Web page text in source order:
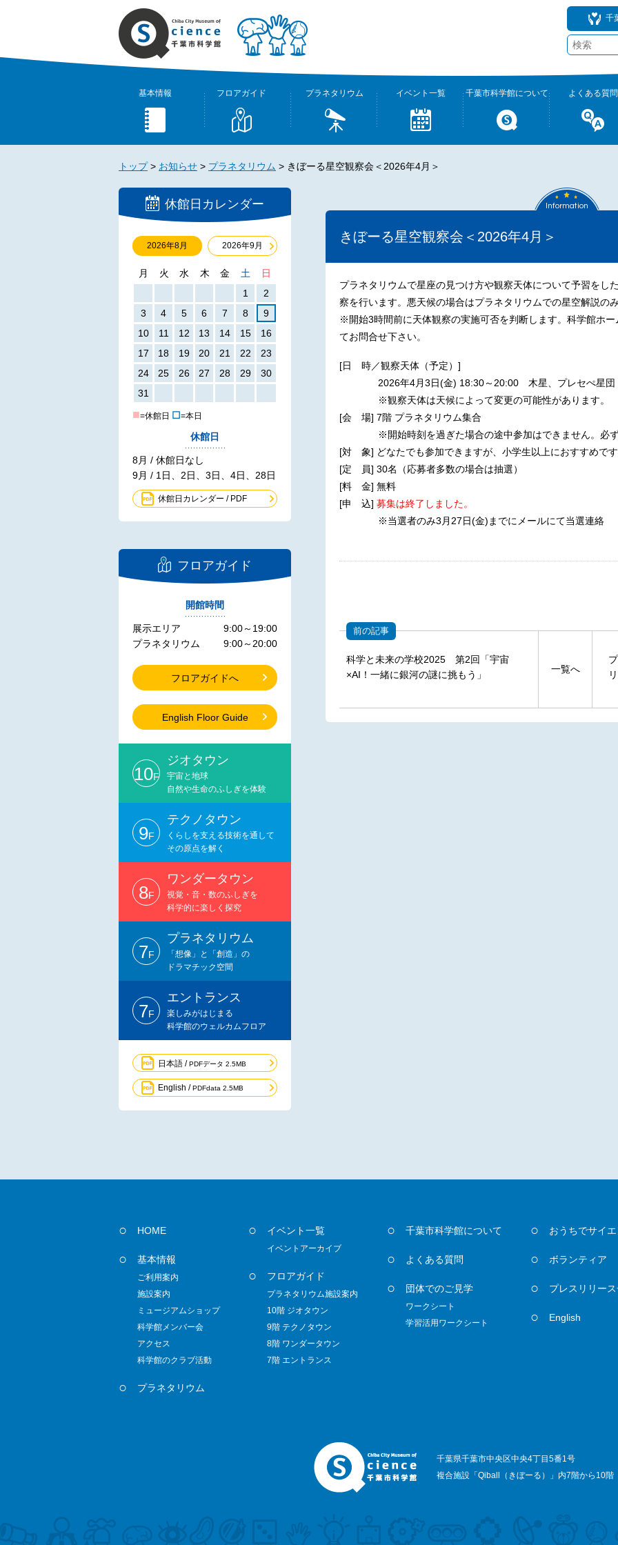
千
基本情報 フロアガイド プラネタリウム イベント一覧 千葉市科学館について よくある質問
トップ> お知らせ > プラネタリウム > きぼーる星空観察会＜2026年4月＞
休館日カレンダー
2026年8月 2026年9月
月 火 水 木 金 土
日
1
2
3
4 5 6 7 8
9
10
11 12 13 14 15
16
17
18 19 20 21 22
23
24
25 26 27 28 29
30
31
■=休館日 ☐=本日
休館日
8月 / 休館日なし
9月 / 1日、2日、3日、4日、28日
休館日カレンダー / PDF
フロアガイド
開館時間
展示エリア
プラネタリウム
9:00～19:00
9:00～20:00
フロアガイドへ
English Floor Guide
10F
ジオタウン
宇宙と地球
自然や生命のふしぎを体験
9F
テクノタウン
くらしを支える技術を通して
その原点を解く
8F
ワンダータウン
視覚・音・数のふしぎを
科学的に楽しく探究
7F
プラネタリウム
「想像」と「創造」の
ドラマチック空間
7F
エントランス
楽しみがはじまる
科学館のウェルカムフロア
日本語 /PDFデータ 2.5MB
English /PDFdata 2.5MB
Information
きぼーる星空観察会＜2026年4月＞
プラネタリウムで星座の見つけ方や観察天体について予習をし
察を行います。悪天候の場合はプラネタリウムでの星空解説の
※開始3時間前に天体観察の実施可否を判断します。科学館ホ
てお問合せ下さい。
[日 時／観察天体（予定）]
2026年4月3日(金) 18:30～20:00 木星、プレセぺ星団
※観察天体は天候によって変更の可能性があります。
[会 場] 7階 プラネタリウム集合
※開始時刻を過ぎた場合の途中参加はできません。必ず
[対 象] どなたでも参加できますが、小学生以上におすすめです
[定 員] 30名（応募者多数の場合は抽選）
[料 金] 無料
[申 込] 募集は終了しました。
※当選者のみ3月27日(金)までにメールにて当選連絡
前の記事
科学と未来の学校2025 第2回「宇宙
×AI！一緒に銀河の謎に挑もう」
一覧へ
HOME
基本情報
ご利用案内
施設案内
ミュージアムショップ
科学館メンバー会
アクセス
科学館のクラブ活動
プラネタリウム
イベント一覧
イベントアーカイブ
フロアガイド
プラネタリウム施設案内
10階 ジオタウン
9階 テクノタウン
8階 ワンダータウン
7階 エントランス
千葉市科学館について
よくある質問
団体でのご見学
ワークシート
学習活用ワークシート
おうちでサイエ
ボランティア
プレスリリー
English
千葉県千葉市中央区中央4丁目5番1号
複合施設「Qiball（きぼーる）」内7階から10階